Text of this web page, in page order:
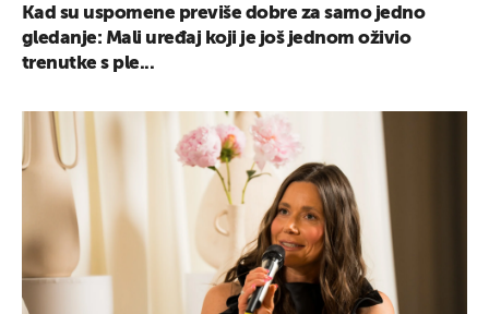
Kad su uspomene previše dobre za samo jedno
gledanje: Mali uređaj koji je još jednom oživio
trenutke s ple...